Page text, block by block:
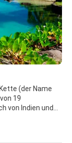
(der Name
19
von Indien und
sind verteilt